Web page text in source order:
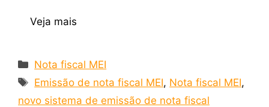
Veja mais
Nota fiscal MEI
Emissão de nota fiscal MEI, Nota fiscal MEI,
novo sistema de emissão de nota fiscal